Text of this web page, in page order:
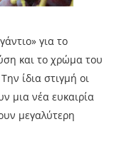
για το
και το χρώμα του
ίδια στιγµή οι
µια νέα ευκαιρία
µεγαλύτερη